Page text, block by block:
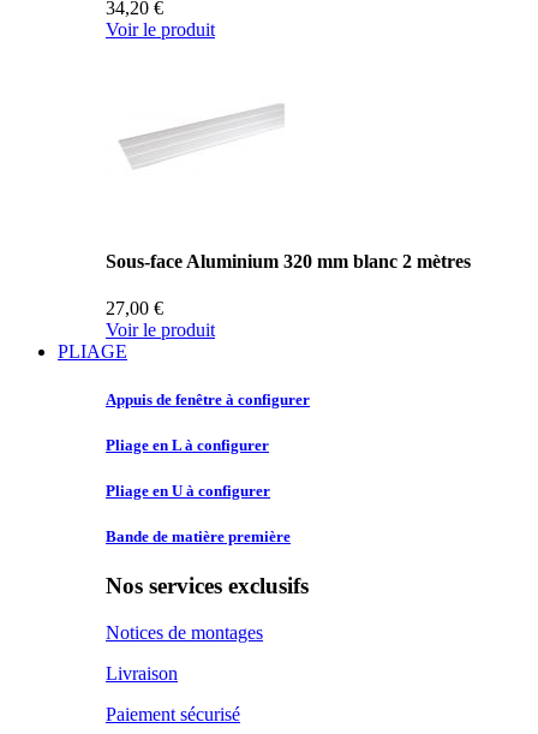
34,20 €
Voir le produit
Sous-face Aluminium 320 mm blanc 2 mètres
27,00 €
Voir le produit
PLIAGE
Appuis de fenêtre à configurer
Pliage en L à configurer
Pliage en U à configurer
Bande de matière première
Nos services exclusifs
Notices de montages
Livraison
Paiement sécurisé